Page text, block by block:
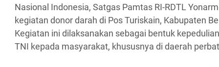
Nasional Indonesia, Satgas Pamtas RI-RDTL
kegiatan donor darah di Pos Turiskain, Kabupaten
Kegiatan ini dilaksanakan sebagai bentuk
TNI kepada masyarakat, khususnya di daerah